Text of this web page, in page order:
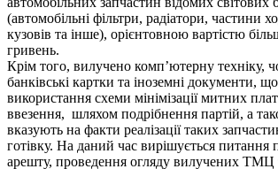
(автомобільні фільтри, радіатори, частини
кузовів та інше), орієнтовною вартістю
гривень.
Крім того, вилучено комп’ютерну техніку,
банківські картки та іноземні документи,
використання схеми мінімізації митних
ввезення, шляхом подрібнення партій, а
вказують на факти реалізації таких
готівку. На даний час вирішується питання
арешту, проведення огляду вилучених ТМЦ